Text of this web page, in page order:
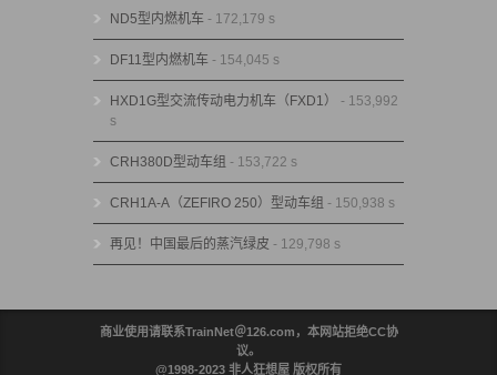
ND5型内燃机车 - 172,179 s
DF11型内燃机车 - 154,045 s
HXD1G型交流传动电力机车（FXD1）
- 153,992
s
CRH380D型动车组 - 153,722 s
CRH1A-A（ZEFIRO 250）型动车组 - 150,938 s
再见！中国最后的蒸汽绿皮 - 129,798 s
商业使用请联系TrainNet＠126.com，本网站拒绝CC协
议。
@1998-2023 非人狂想屋 版权所有